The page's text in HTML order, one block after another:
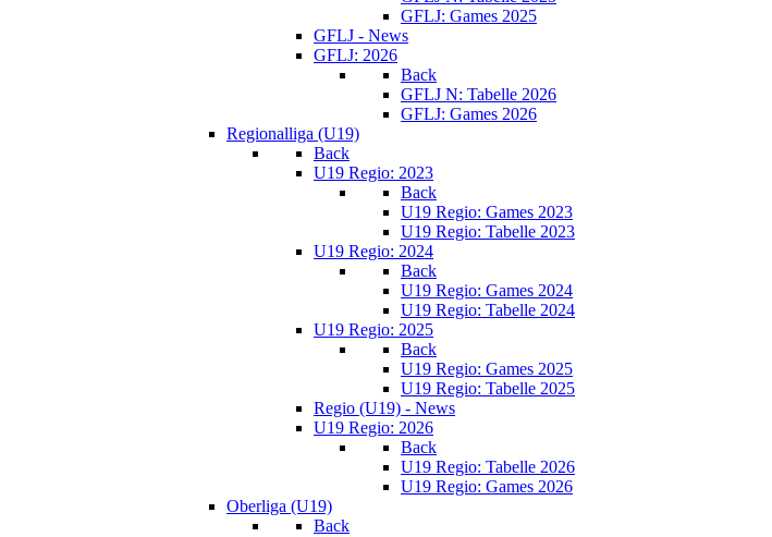
GFLJ: Games 2025
GFLJ - News
GFLJ: 2026
Back
GFLJ N: Tabelle 2026
GFLJ: Games 2026
Regionalliga (U19)
Back
U19 Regio: 2023
Back
U19 Regio: Games 2023
U19 Regio: Tabelle 2023
U19 Regio: 2024
Back
U19 Regio: Games 2024
U19 Regio: Tabelle 2024
U19 Regio: 2025
Back
U19 Regio: Games 2025
U19 Regio: Tabelle 2025
Regio (U19) - News
U19 Regio: 2026
Back
U19 Regio: Tabelle 2026
U19 Regio: Games 2026
Oberliga (U19)
Back